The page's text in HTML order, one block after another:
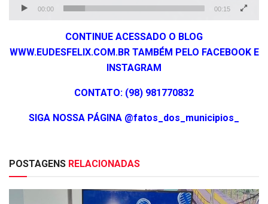
00:00 00:15
CONTINUE ACESSADO O BLOG
WWW.EUDESFELIX.COM.BR TAMBÉM PELO FACEBOOK E
INSTAGRAM
CONTATO: (98) 981770832
SIGA NOSSA PÁGINA @fatos_dos_municipios_
POSTAGENS RELACIONADAS